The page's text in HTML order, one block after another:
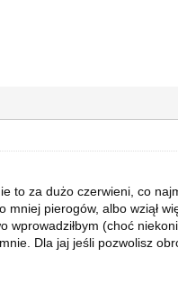
to za dużo czerwieni, co
mniej pierogów, albo wziął
wprowadziłbym (choć
Dla jaj jeśli pozwolisz